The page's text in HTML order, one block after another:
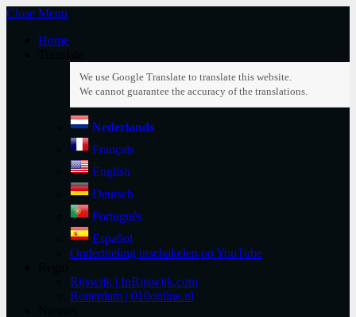
Close Menu
Home
Nederlands
Français
English
Deutsch
Português
Español
Ondertiteling inschakelen op YouTube
Rijswijk | InRijswijk.com
Rotterdam | 010online.nl